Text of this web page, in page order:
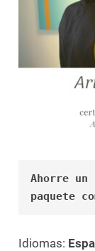
Ahorre
paquete
Idiomas: